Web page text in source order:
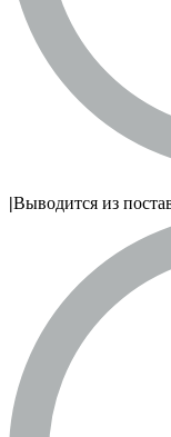
|Выводится из